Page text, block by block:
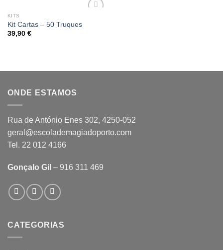
KITS
Kit Cartas – 50 Truques
39,90 €
ONDE ESTAMOS
Rua de António Enes 302, 4250-052
geral@escolademagiadoporto.com
Tel. 22 012 4166
Gonçalo Gil – 916 311 469
CATEGORIAS